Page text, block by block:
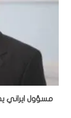
مسؤول ايراني